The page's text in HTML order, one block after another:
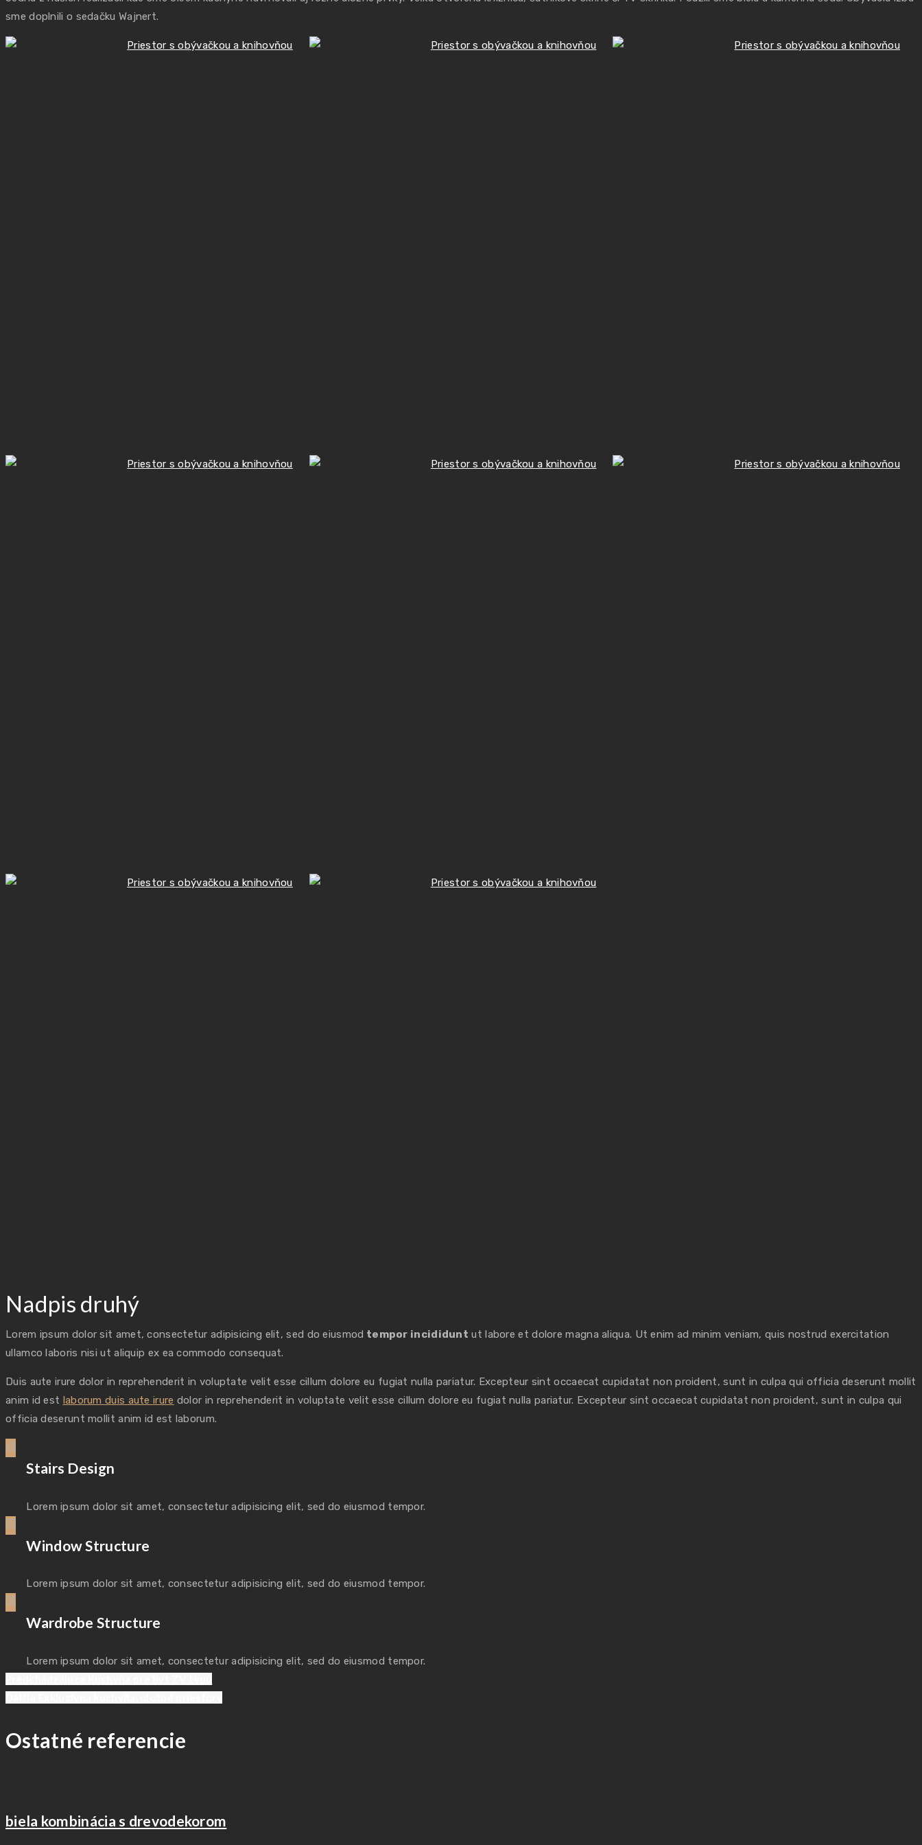
sme doplnili o sedačku Wajnert.
Nadpis druhý
Lorem ipsum dolor sit amet, consectetur adipisicing elit, sed do eiusmod tempor incididunt ut labore et dolore magna aliqua. Ut enim ad minim veniam, quis nostrud exercitation
ullamco laboris nisi ut aliquip ex ea commodo consequat.
Duis aute irure dolor in reprehenderit in voluptate velit esse cillum dolore eu fugiat nulla pariatur. Excepteur sint occaecat cupidatat non proident, sunt in culpa qui officia deserunt mollit
anim id est laborum duis aute irure dolor in reprehenderit in voluptate velit esse cillum dolore eu fugiat nulla pariatur. Excepteur sint occaecat cupidatat non proident, sunt in culpa qui
officia deserunt mollit anim id est laborum.
Stairs Design
Lorem ipsum dolor sit amet, consectetur adipisicing elit, sed do eiusmod tempor.
Window Structure
Lorem ipsum dolor sit amet, consectetur adipisicing elit, sed do eiusmod tempor.
Wardrobe Structure
Lorem ipsum dolor sit amet, consectetur adipisicing elit, sed do eiusmod tempor.
Navigácia
článku
Previous
post:
Next
post:
Ostatné referencie
biela kombinácia s drevodekorom